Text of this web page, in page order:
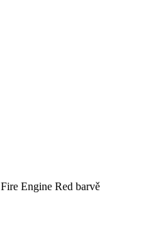
Engine Red barvě